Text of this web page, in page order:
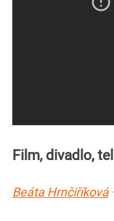
Film, divadlo,
Beáta Hrnčiříková